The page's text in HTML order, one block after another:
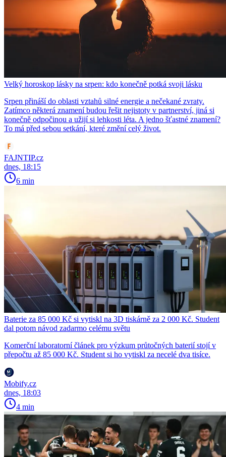
Velký horoskop lásky na srpen: kdo konečně potká svoji lásku
Srpen přináší do oblasti vztahů silné energie a nečekané zvraty.
Zatímco některá znamení budou řešit nejistoty v partnerství, jiná si
konečně odpočinou a užijí si lehkosti léta. A jedno šťastné znamení?
To má před sebou setkání, které změní celý život.
FAJNTIP.cz
dnes, 18:15
6 min
Baterie za 85 000 Kč si vytiskl na 3D tiskárně za 2 000 Kč. Student
dal potom návod zadarmo celému světu
Komerční laboratorní článek pro výzkum průtočných baterií stojí v
přepočtu až 85 000 Kč. Student si ho vytiskl za necelé dva tisíce.
Mobify.cz
dnes, 18:03
4 min